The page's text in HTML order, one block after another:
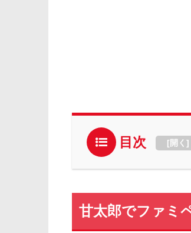
目次 [開く ]
甘太郎でファミ